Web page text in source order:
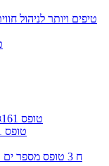
טופס 161ג – הודעה על חזרה מרצף פיצויים / קיצבה
טופס 161א – הודעת עובד עקב פרישה מעבודה